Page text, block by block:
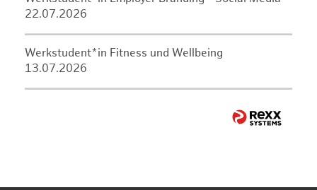
22.07.2026
Werkstudent*in Fitness und Wellbeing
13.07.2026